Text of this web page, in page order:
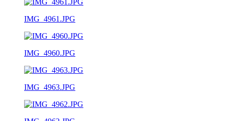
IMG_4961.JPG
IMG_4960.JPG
IMG_4963.JPG